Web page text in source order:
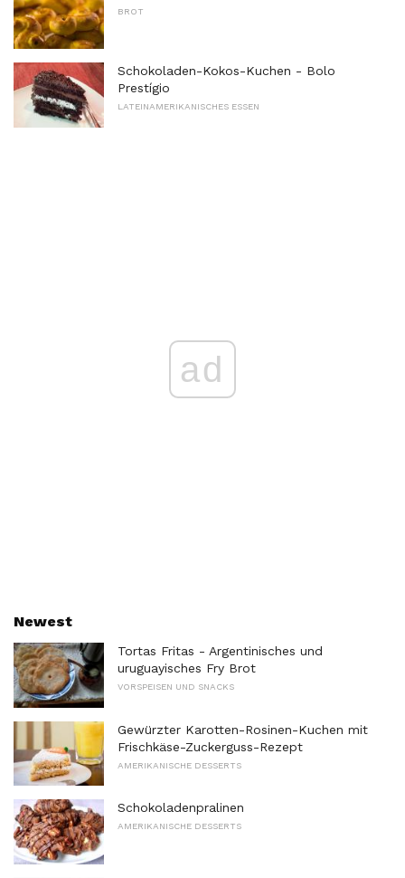
BROT
Schokoladen-Kokos-Kuchen - Bolo
Prestígio
LATEINAMERIKANISCHES ESSEN
ad
Newest
Tortas Fritas - Argentinisches und
uruguayisches Fry Brot
VORSPEISEN UND SNACKS
Gewürzter Karotten-Rosinen-Kuchen mit
Frischkäse-Zuckerguss-Rezept
AMERIKANISCHE DESSERTS
Schokoladenpralinen
AMERIKANISCHE DESSERTS